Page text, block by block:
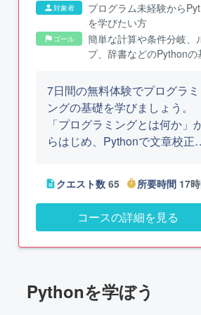
person対象者
プログラム未経験から
を学びたい方
flag ゴール
簡単な計算や条件分岐、
プ、辞書などのPythonの
7日間の無料体験でプログラミ
ングの基礎を学びましょう。
「プログラミングとは何か」
らはじめ、Pythonで文章校正
します。
descriptionクエスト数 65 timer所要時間 17
コースの詳細を見る
Pythonを学ぼう